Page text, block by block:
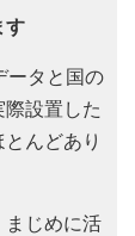
す
ータと国の
設置した
んどあり
まじめに活